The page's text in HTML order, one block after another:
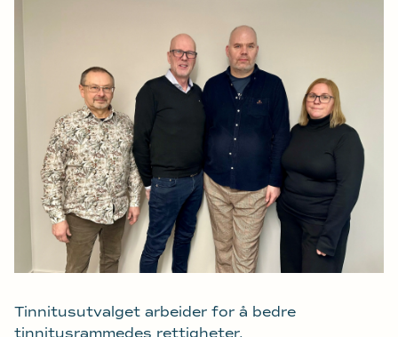
Tinnitusutvalget arbeider for å bedre